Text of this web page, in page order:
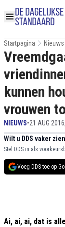
Startpagina Nieuws
kunnen
vrouwen
NIEUWS•21 AUG
Wilt u DDS vaker
Stel DDS in als
Voeg DDS toe op
Ai, ai, ai, dat is